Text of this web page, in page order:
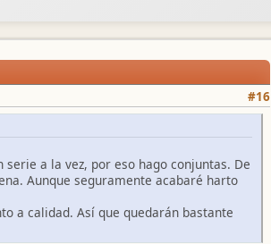
#16
a la vez, por eso hago conjuntas. De
Aunque seguramente acabaré harto
a calidad. Así que quedarán bastante